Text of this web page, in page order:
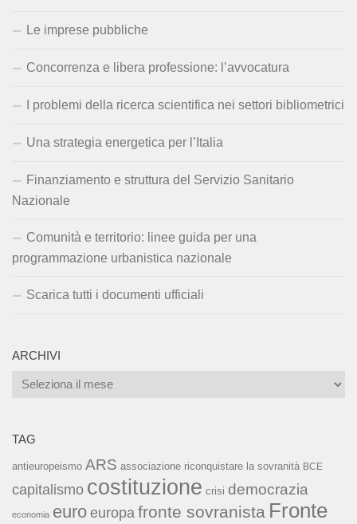
Le imprese pubbliche
Concorrenza e libera professione: l’avvocatura
I problemi della ricerca scientifica nei settori bibliometrici
Una strategia energetica per l’Italia
Finanziamento e struttura del Servizio Sanitario
Nazionale
Comunità e territorio: linee guida per una
programmazione urbanistica nazionale
Scarica tutti i documenti ufficiali
ARCHIVI
Archivi
TAG
antieuropeismo ARS associazione riconquistare la sovranità BCE
capitalismo costituzione crisi democrazia
economia euro europa fronte sovranista Fronte